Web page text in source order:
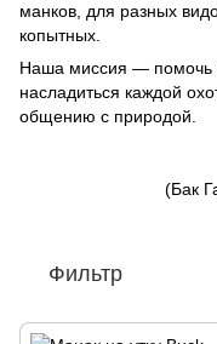
манков, для разных
копытных.
Наша миссия — помочь
насладиться каждой
общению с природой.
(Бак
Фильтр